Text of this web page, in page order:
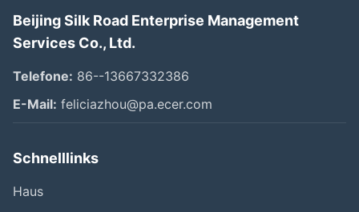
Beijing Silk Road Enterprise Management
Services Co., Ltd.
Telefone: 86--13667332386
E-Mail: feliciazhou@pa.ecer.com
Schnelllinks
Haus